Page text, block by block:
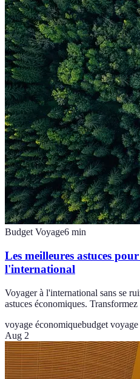
Budget Voyage6 min
Les meilleures astuces
l'international
Voyager à l'international sans se
astuces économiques.
voyage économiquebudget voyage
Aug 2